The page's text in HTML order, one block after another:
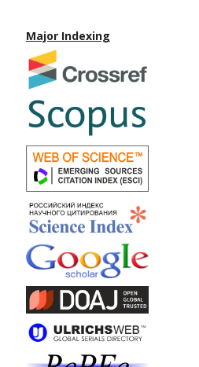
Major Indexing